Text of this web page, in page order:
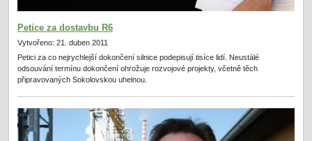
Petice za dostavbu R6
Vytvořeno: 21. duben 2011
Petici za co nejrychlejší dokončení silnice podepisují tisíce lidí. Neustálé
odsouvání termínu dokončení ohrožuje rozvojové projekty, včetně těch
připravovaných Sokolovskou uhelnou.